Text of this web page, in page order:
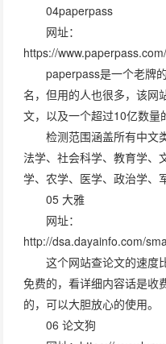
04paperpass
网址：
https://www.paperpass.com/
paperpass是一个老牌
名，但用的人也很多，该网
文，以及一个超过10亿数量
检测范围涵盖所有中文
法学、社会科学、教育学、
学、农学、医学、政治学、
05 大雅
网址：
http://dsa.dayainfo.com/
这个网站查论文的速度
免费的，看详细内容话是收
的，可以大胆放心的使用。
06 论文狗